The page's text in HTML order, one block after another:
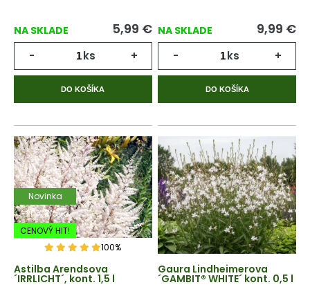
NA SKLADE 5,99 €
- ks +
DO KOŠÍKA
NA SKLADE 9,99 €
- ks +
DO KOŠÍKA
Novinka
-20% Zľava
CENOVÝ HIT!
100%
Astilba Arendsova
´IRRLICHT´, kont. 1,5 l
Gaura Lindheimerova
´GAMBIT® WHITE´ kont. 0,5 l